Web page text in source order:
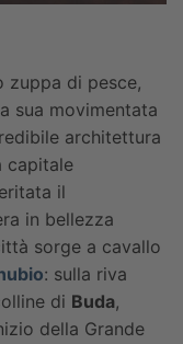
zuppa di pesce,
sua movimentata
architettura
capitale
il
in bellezza
sorge a cavallo
: sulla riva
di Buda,
della Grande